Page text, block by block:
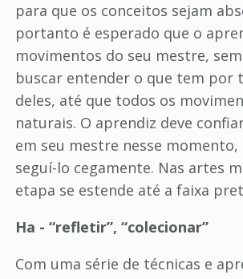
para que os conceitos sejam
portanto é esperado que o
movimentos do seu mestre,
buscar entender o que tem por
deles, até que todos os
naturais. O aprendiz deve
em seu mestre nesse momento,
seguí-lo cegamente. Nas artes
etapa se estende até a faixa
Ha - “refletir”, “colecionar”
Com uma série de técnicas e